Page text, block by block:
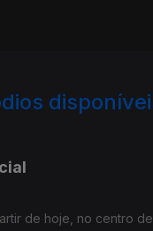
de hoje, no centro